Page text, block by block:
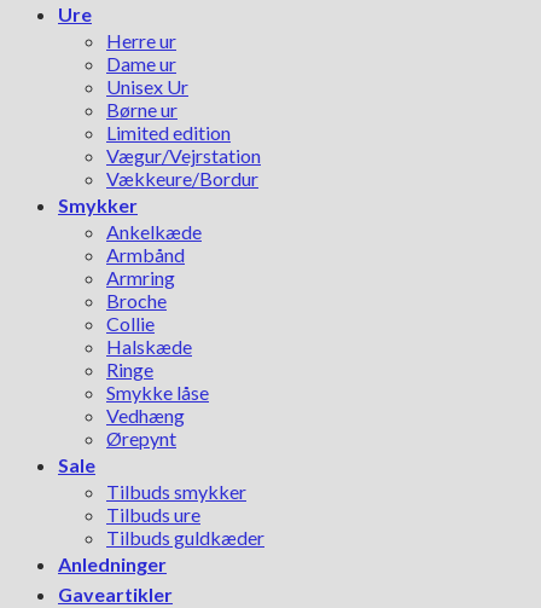
Ure
Herre ur
Dame ur
Unisex Ur
Børne ur
Limited edition
Vægur/Vejrstation
Vækkeure/Bordur
Smykker
Ankelkæde
Armbånd
Armring
Broche
Collie
Halskæde
Ringe
Smykke låse
Vedhæng
Ørepynt
Sale
Tilbuds smykker
Tilbuds ure
Tilbuds guldkæder
Anledninger
Gaveartikler